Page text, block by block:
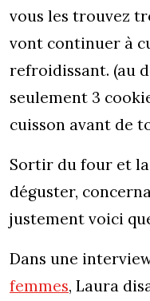
vous les trouvez
vont continuer à
refroidissant. (au
seulement 3
cuisson avant de
Sortir du four et
déguster,
justement voici
Dans une
femmes, Laura